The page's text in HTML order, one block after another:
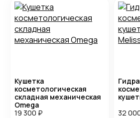
Кушетка
косметологическая
складная механическая
Omega
19 300 ₽
32